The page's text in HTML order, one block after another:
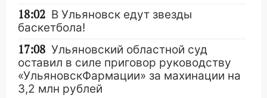
18:02 В Ульяновск едут звезды
баскетбола!
17:08 Ульяновский областной суд
оставил в силе приговор руководству
«УльяновскФармации» за махинации на
3,2 млн рублей